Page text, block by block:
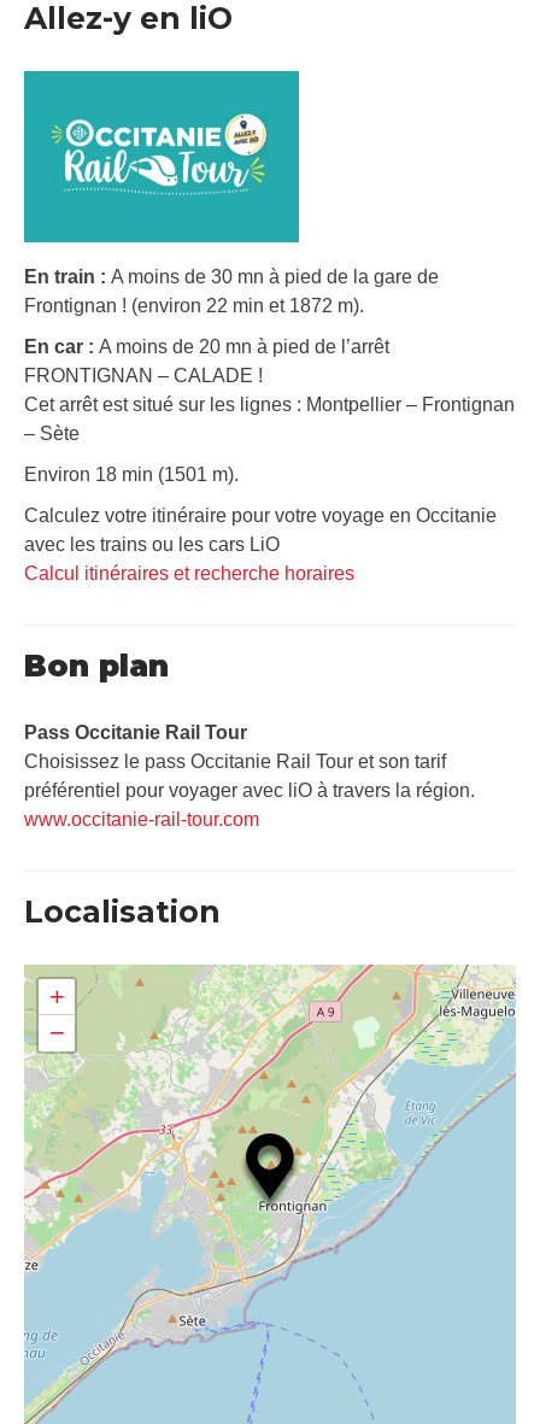
Allez-y en liO
En train : A moins de 30 mn à pied de la gare de
Frontignan ! (environ 22 min et 1872 m).
En car : A moins de 20 mn à pied de l’arrêt
FRONTIGNAN – CALADE !
Cet arrêt est situé sur les lignes : Montpellier – Frontignan
– Sète
Environ 18 min (1501 m).
Calculez votre itinéraire pour votre voyage en Occitanie
avec les trains ou les cars LiO
Calcul itinéraires et recherche horaires
Bon plan
Pass Occitanie Rail Tour​
Choisissez le pass Occitanie Rail Tour et son tarif
préférentiel pour voyager avec liO à travers la région.
www.occitanie-rail-tour.com
Localisation
+
−